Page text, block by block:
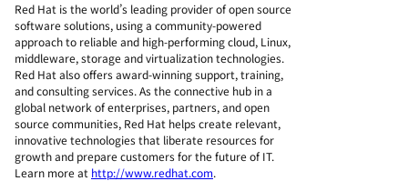
Red Hat is the world’s leading provider of open source
software solutions, using a community-powered
approach to reliable and high-performing cloud, Linux,
middleware, storage and virtualization technologies.
Red Hat also offers award-winning support, training,
and consulting services. As the connective hub in a
global network of enterprises, partners, and open
source communities, Red Hat helps create relevant,
innovative technologies that liberate resources for
growth and prepare customers for the future of IT.
Learn more at http://www.redhat.com.